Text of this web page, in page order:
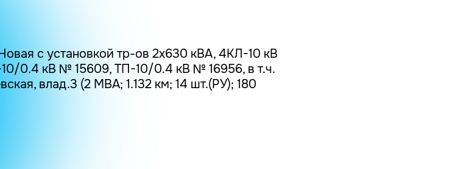
с установкой тр-ов 2х630 кВА, 4КЛ-10 кВ
0.4 кВ № 15609, ТП-10/0.4 кВ № 16956, в т.ч.
влад.3 (2 МВА; 1.132 км; 14 шт.(РУ); 180